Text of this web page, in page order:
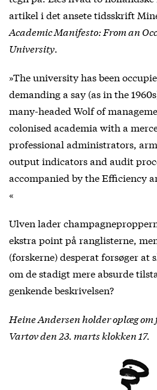
artikel i det ansete tidsskrift
Academic Manifesto: From an
University
»The university has been
demanding a say (as in the
many-headed Wolf of
colonised academia with a
professional administrators,
output indicators and audit
accompanied by the Efficiency
«
Ulven lader
ekstra point på ranglisterne,
(forskerne) desperat forsøger at
om de stadigt mere absurde
genkende beskrivelsen?
Heine Andersen holder oplæg
Vartov den 23. marts klokken 17.